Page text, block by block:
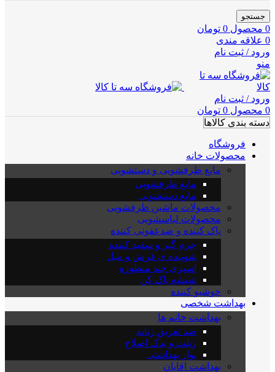
جستجو
0 محصول 0 تومان
0 علاقه مندی
ورود / ثبت نام
منو
ورود / ثبت نام
0 محصول 0 تومان
دسته بندی کالاها
فروشگاه
محصولات خانه
مایع ظرفشویی و دستشویی
مایع ظرفشویی
مایع دستشویی
محصولات ماشین ظرفشویی
محصولات لباسشویی
پاک کننده و ضدعفونی کننده
جرم گیر و سفید کننده
شوینده ی فرش و مبل
اسپری چند منظوره
شیشه پاک کن
خوشبو کننده
بهداشت شخصی
بهداشت خانم ها
ضد تعریق زنانه
ژیلت و یدک اصلاح
نوار بهداشتی
بهداشت اقایان